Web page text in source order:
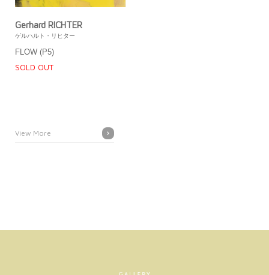
Gerhard RICHTER
ゲルハルト・リヒター
FLOW (P5)
SOLD OUT
View More